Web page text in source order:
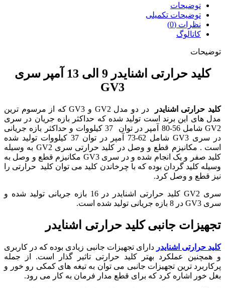
توضیحات
توضیحات تکمیلی
نظرات (0)
کاتالوگ
توضیحات
کلید حرارتی اشنایدر 9 الی 13 آمپر سری
GV3
کلید حرارتی اشنایدر
در دو مدل GV2 و GV3 که از مرسوم ترین
مدل های این برند است تولید شده که حداکثر بازه جریان در سری
GV2 شامل 56-80 آمپر در توان 37 کیلووات و حداکثر بازه جریانی
در سری GV3 شامل 62-73 آمپر در توان 37 کیلووات تولید شده
است . مکانیزم قطع و وصل در کلید حرارتی سری GV2 به وسیله
کلید صفر و یک انجام شده و در سری GV3 مکانیزم قطع و وصل به
وسیله کلید گردان بوده که با چرخاندن کلید می توان کلید حرارتی را
نیز قطع و وصل کرد.
سری GV2 کلید حرارتی اشنایدر در 16 بازه جریانی تولید شده و
سری GV3 در 8 بازه جریانی تولید شده است.
تجهیزات جانبی کلید حرارتی اشنایدر
کلید حرارتی اشنایدر دارای تجهیزات جانبی زیادی بوده که در کاربری
و همچنین عملکرد بهتر کلید حرارتی تاثیر گذار است. از جمله
پرکاربرد ترین تجهیزات جانبی می توان به تیغه های کمکی رو خور و
بغل خور اشاره کرد که برای قطع مدار فرمان به کار می رود.